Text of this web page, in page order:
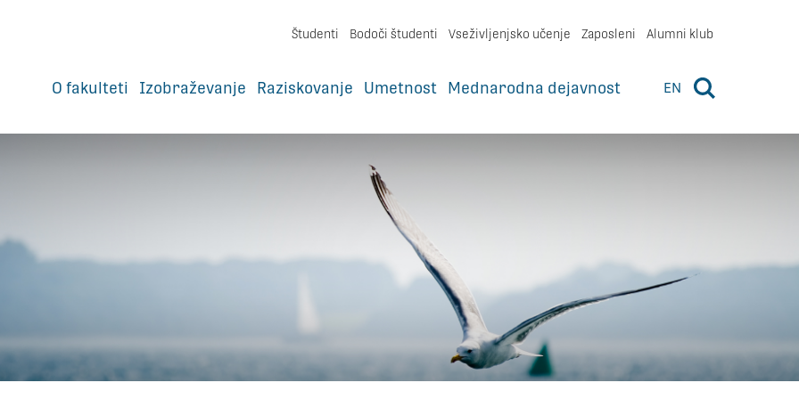
Študenti Bodoči študenti Vseživljenjsko učenje Zaposleni Alumni klub
O fakulteti Izobraževanje Raziskovanje Umetnost Mednarodna dejavnost EN